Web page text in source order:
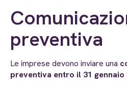
preventiva
Le imprese devono inviare una
preventiva entro il 31 gennaio